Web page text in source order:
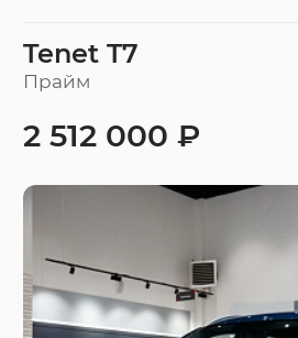
Tenet T7
Прайм
2 512 000 ₽